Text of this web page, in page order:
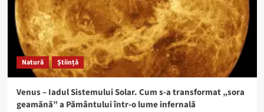
Natură Știință
Venus – Iadul Sistemului Solar. Cum s-a transformat „sora
geamănă” a Pământului într-o lume infernală